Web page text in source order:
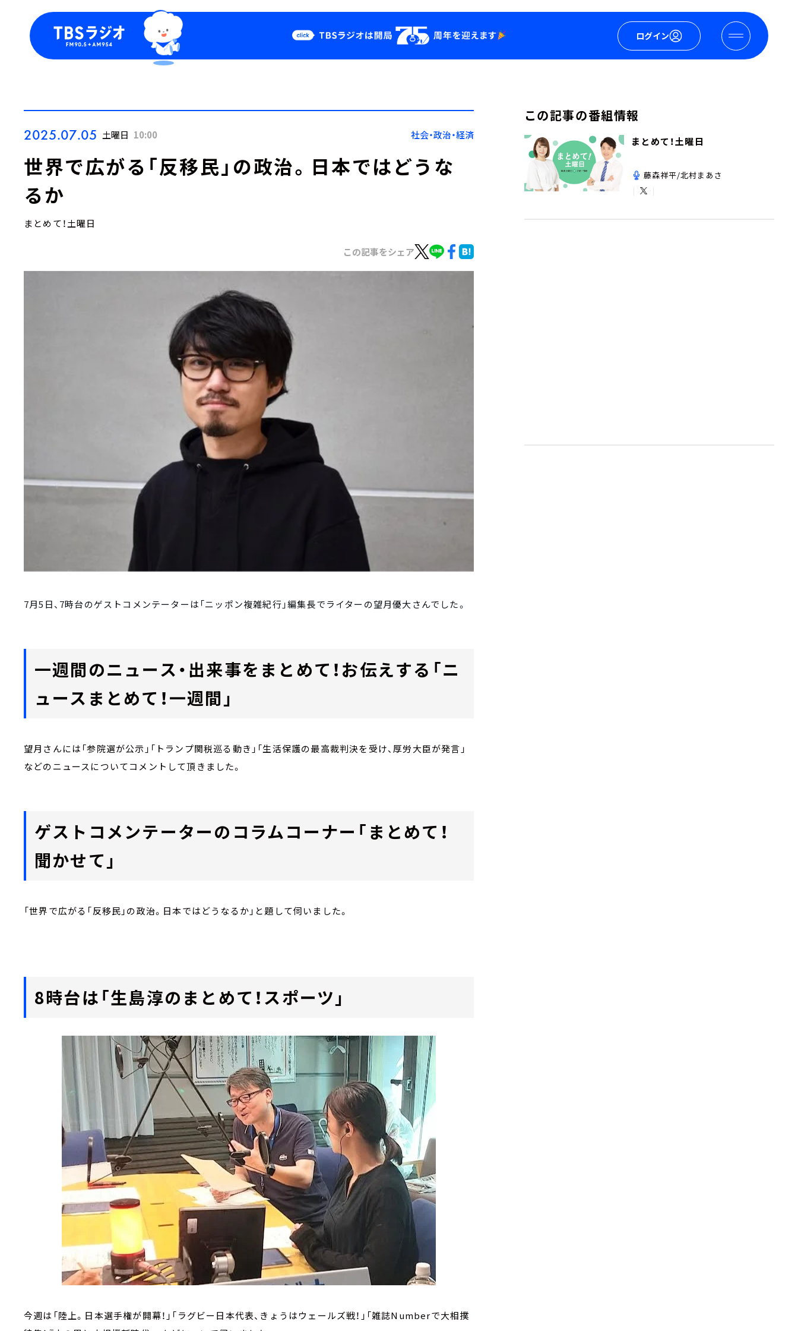
ログイン
Podcast
YouTube
会社情報
2025.07.05 土曜日 10:00 社会・政治・経済
世界で広がる「反移民」の政治。日本ではどうな
るか
まとめて！土曜日
この記事をシェア
7月5日、7時台のゲストコメンテーターは「ニッポン複雑紀行」編集長でライターの望月優大さんでした。
一週間のニュース・出来事をまとめて！お伝えする「ニ
ュースまとめて！一週間」
望月さんには「参院選が公示」「トランプ関税巡る動き」「生活保護の最高裁判決を受け、厚労大臣が発言」
などのニュースについてコメントして頂きました。
ゲストコメンテーターのコラムコーナー「まとめて！
聞かせて」
「世界で広がる「反移民」の政治。日本ではどうなるか」と題して伺いました。
8時台は「生島淳のまとめて！スポーツ」
今週は「陸上。日本選手権が開幕！」「ラグビー日本代表、きょうはウェールズ戦！」「雑誌Numberで大相撲
この記事の番組情報
まとめて！土曜日
藤森祥平/北村まあさ